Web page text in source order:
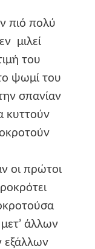
πιό πολύ
μιλεί
του
ψωμί του
σπανίαν
κυττούν
οι πρώτοι
άλλων
εξάλλων